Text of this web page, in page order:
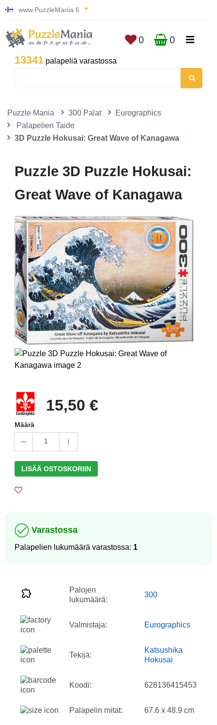
www.PuzzleMania.fi
13341 palapeliä varastossa
0 0
Puzzle Mania 300 Palat
Eurographics
Palapelien Taide
3D Puzzle Hokusai: Great Wave of Kanagawa
Puzzle 3D Puzzle Hokusai:
Great Wave of Kanagawa
15,50 €
Määrä
1
LISÄÄ OSTOSKORIIN
Varastossa
Palapelien lukumäärä varastossa: 1
Palojen
lukumäärä:
300
Valmistaja: Eurographics
Tekijä:
Katsushika
Hokusai
Koodi: 628136415453
Palapelin mitat: 67.6 x 48.9 cm